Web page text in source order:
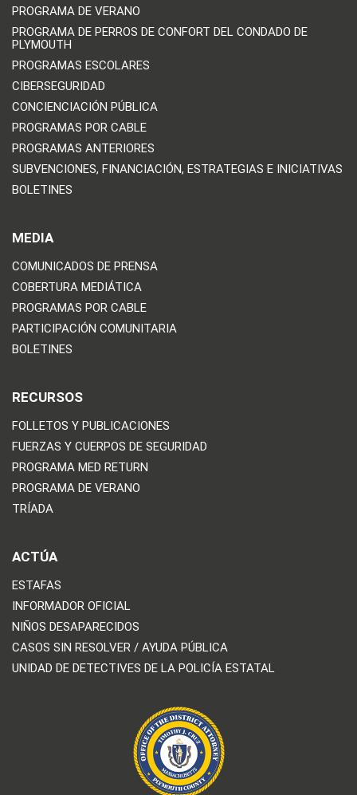
PROGRAMA DE VERANO
PROGRAMA DE PERROS DE CONFORT DEL CONDADO DE
PLYMOUTH
PROGRAMAS ESCOLARES
CIBERSEGURIDAD
CONCIENCIACIÓN PÚBLICA
PROGRAMAS POR CABLE
PROGRAMAS ANTERIORES
SUBVENCIONES, FINANCIACIÓN, ESTRATEGIAS E INICIATIVAS
BOLETINES
MEDIA
COMUNICADOS DE PRENSA
COBERTURA MEDIÁTICA
PROGRAMAS POR CABLE
PARTICIPACIÓN COMUNITARIA
BOLETINES
RECURSOS
FOLLETOS Y PUBLICACIONES
FUERZAS Y CUERPOS DE SEGURIDAD
PROGRAMA MED RETURN
PROGRAMA DE VERANO
TRÍADA
ACTÚA
ESTAFAS
INFORMADOR OFICIAL
NIÑOS DESAPARECIDOS
CASOS SIN RESOLVER / AYUDA PÚBLICA
UNIDAD DE DETECTIVES DE LA POLICÍA ESTATAL